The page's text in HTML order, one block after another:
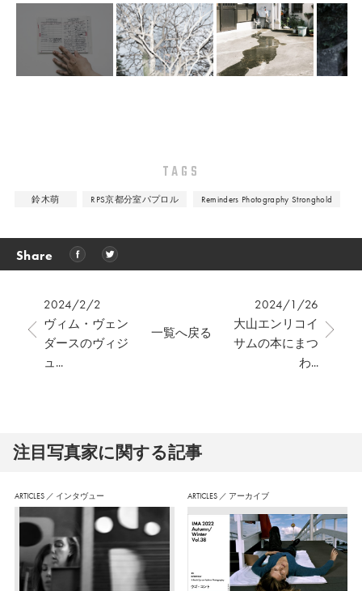
TAGS
鈴木萌 RPS京都分室パプロル Reminders Photography Stronghold
Share
2024/2/2
ヴィム・ヴェン
ダースのヴィジ
ュ...
2024/1/26
大山エンリコイ
サムの本にまつ
わ...
一覧へ戻る
注⽬写真家に関する記事
ARTICLES ／ インタヴュー ARTICLES ／ アーカイブ